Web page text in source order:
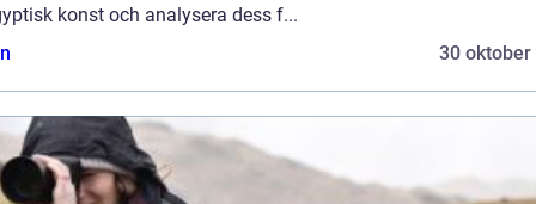
konst och analysera dess f...
30 oktober